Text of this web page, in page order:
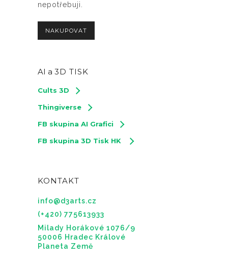
nepotřebuji.
NAKUPOVAT
AI a 3D TISK
Cults 3D
Thingiverse
FB skupina AI Grafici
FB skupina 3D Tisk HK
KONTAKT
info@d3arts.cz
(+420) 775613933
Milady Horákové 1076/9
50006 Hradec Králové
Planeta Země